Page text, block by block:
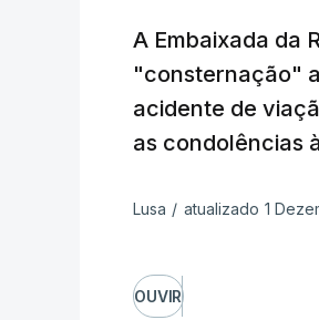
A Embaixada da
"consternação"
acidente de
as condolências
Lusa / atualizado 1
OUVIR